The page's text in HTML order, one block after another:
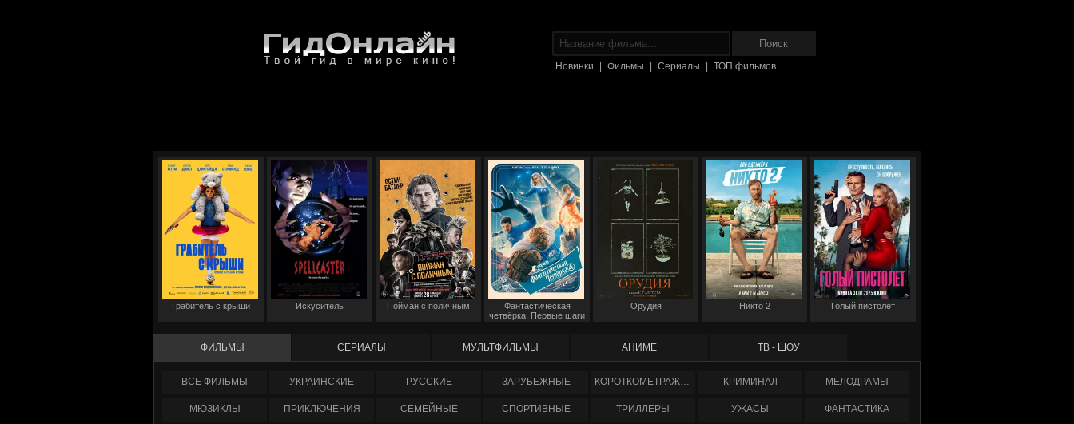
Новинки Фильмы Сериалы ТОП фильмов
Грабитель с крыши Искуситель Пойман с поличным
Фантастическая
четвёрка: Первые шаги
Орудия Никто 2 Голый пистолет
ФИЛЬМЫ СЕРИАЛЫ МУЛЬТФИЛЬМЫ АНИМЕ ТВ - ШОУ
ФИЛЬМЫ УКРАИНCКИЕ РУССКИЕ ЗАРУБЕЖНЫЕ КОРОТКОМЕТРАЖНЫЕ КРИМИНАЛ МЕЛОДРАМЫ
МЮЗИКЛЫ ПРИКЛЮЧЕНИЯ СЕМЕЙНЫЕ СПОРТИВНЫЕ ТРИЛЛЕРЫ УЖАСЫ ФАНТАСТИКА